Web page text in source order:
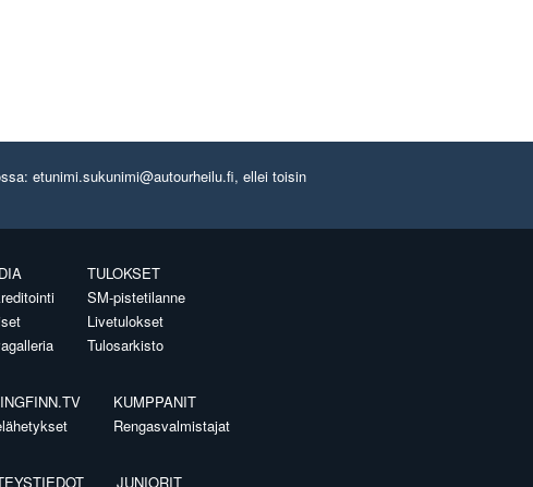
etunimi.sukunimi@autourheilu.fi, ellei toisin
TULOKSET
SM-pistetilanne
Livetulokset
Tulosarkisto
KUMPPANIT
Rengasvalmistajat
JUNIORIT